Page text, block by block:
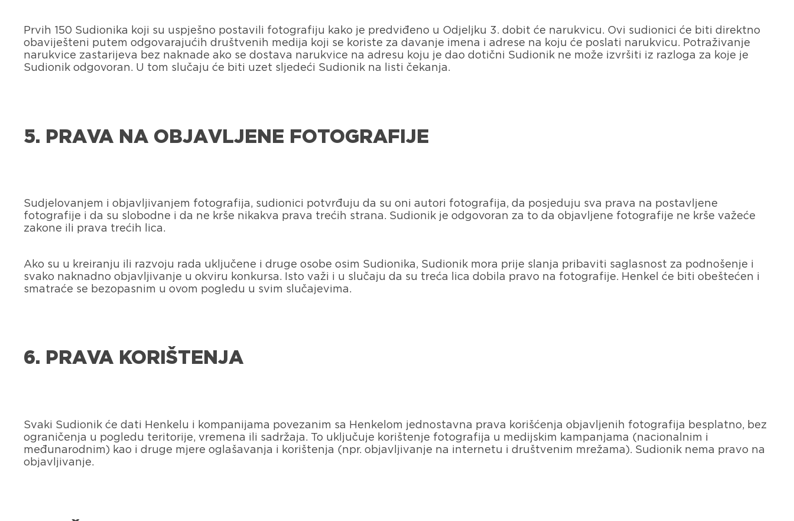
Prvih 150 Sudionika koji su uspješno postavili fotografiju kako je predviđeno u Odjeljku 3. dobit će narukvicu. Ovi sudionici će biti direktno
obaviješteni putem odgovarajućih društvenih medija koji se koriste za davanje imena i adrese na koju će poslati narukvicu. Potraživanje
narukvice zastarijeva bez naknade ako se dostava narukvice na adresu koju je dao dotični Sudionik ne može izvršiti iz razloga za koje je
Sudionik odgovoran. U tom slučaju će biti uzet sljedeći Sudionik na listi čekanja.
5. PRAVA NA OBJAVLJENE FOTOGRAFIJE
Sudjelovanjem i objavljivanjem fotografija, sudionici potvrđuju da su oni autori fotografija, da posjeduju sva prava na postavljene
fotografije i da su slobodne i da ne krše nikakva prava trećih strana. Sudionik je odgovoran za to da objavljene fotografije ne krše važeće
zakone ili prava trećih lica.
Ako su u kreiranju ili razvoju rada uključene i druge osobe osim Sudionika, Sudionik mora prije slanja pribaviti saglasnost za podnošenje i
svako naknadno objavljivanje u okviru konkursa. Isto važi i u slučaju da su treća lica dobila pravo na fotografije. Henkel će biti obeštećen i
smatraće se bezopasnim u ovom pogledu u svim slučajevima.
6. PRAVA KORIŠTENJA
Svaki Sudionik će dati Henkelu i kompanijama povezanim sa Henkelom jednostavna prava korišćenja objavljenih fotografija besplatno, bez
ograničenja u pogledu teritorije, vremena ili sadržaja. To uključuje korištenje fotografija u medijskim kampanjama (nacionalnim i
međunarodnim) kao i druge mjere oglašavanja i korištenja (npr. objavljivanje na internetu i društvenim mrežama). Sudionik nema pravo na
objavljivanje.